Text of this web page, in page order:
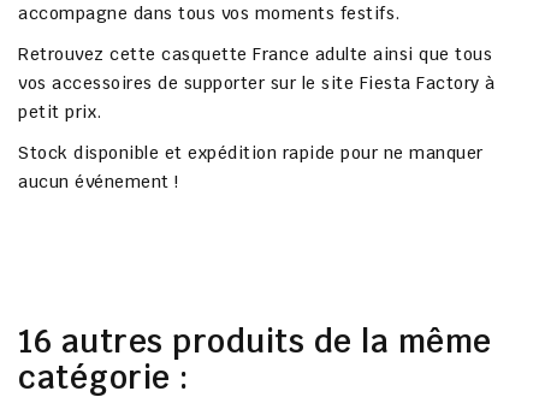
accompagne dans tous vos moments festifs.
Retrouvez cette casquette France adulte ainsi que tous
vos accessoires de supporter sur le site Fiesta Factory à
petit prix.
Stock disponible et expédition rapide pour ne manquer
aucun événement !
16 autres produits de la même
catégorie :